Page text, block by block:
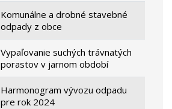
Komunálne a drobné stavebné
odpady z obce
Vypaľovanie suchých trávnatých
porastov v jarnom období
Harmonogram vývozu odpadu
pre rok 2024